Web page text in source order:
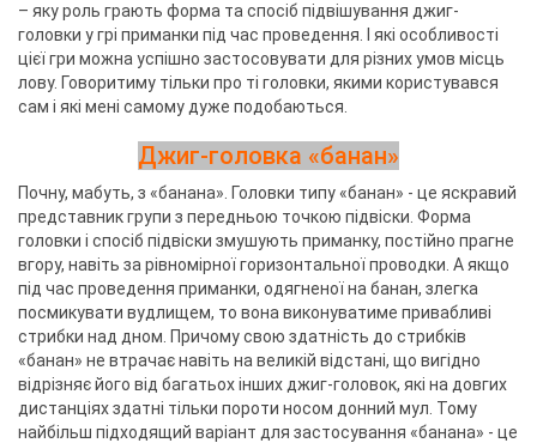
– яку роль грають форма та спосіб підвішування джиг-
головки у грі приманки під час проведення. І які особливості
цієї гри можна успішно застосовувати для різних умов місць
лову. Говоритиму тільки про ті головки, якими користувався
сам і які мені самому дуже подобаються.
Джиг-головка «банан»
Почну, мабуть, з «банана». Головки типу «банан» - це яскравий
представник групи з передньою точкою підвіски. Форма
головки і спосіб підвіски змушують приманку, постійно прагне
вгору, навіть за рівномірної горизонтальної проводки. А якщо
під час проведення приманки, одягненої на банан, злегка
посмикувати вудлищем, то вона виконуватиме привабливі
стрибки над дном. Причому свою здатність до стрибків
«банан» не втрачає навіть на великій відстані, що вигідно
відрізняє його від багатьох інших джиг-головок, які на довгих
дистанціях здатні тільки пороти носом донний мул. Тому
найбільш підходящий варіант для застосування «банана» - це